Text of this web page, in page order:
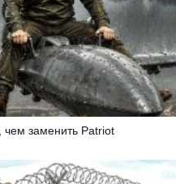
заменить Patriot